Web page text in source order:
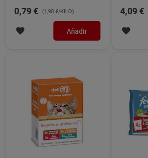
Deligato 400 g
0,79 € (1,98 €/KILO)
Añadir
4,09 €